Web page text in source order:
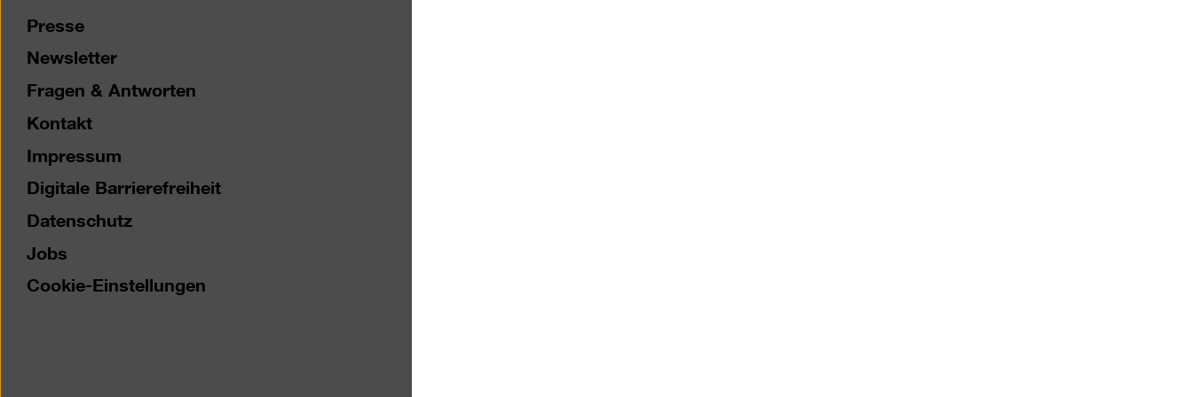
Presse
Newsletter
Fragen & Antworten
Kontakt
Impressum
Digitale Barrierefreiheit
Datenschutz
Jobs
Cookie-Einstellungen